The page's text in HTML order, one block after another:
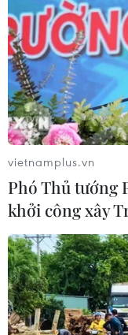
Campuchia
gạo trong nửa
08/07/2016 12:15
Campuchia đã
quốc gia và vùng
năm 2016, giảm
vietnamplus.vn
Phó Thủ tướng
khởi công xây